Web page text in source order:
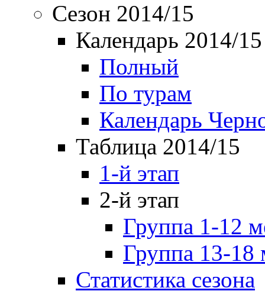
Сезон 2014/15
Календарь 2014/15
Полный
По турам
Календарь
Таблица 2014/15
1-й этап
2-й этап
Группа 1-12
Группа 13-18
Статистика сезона